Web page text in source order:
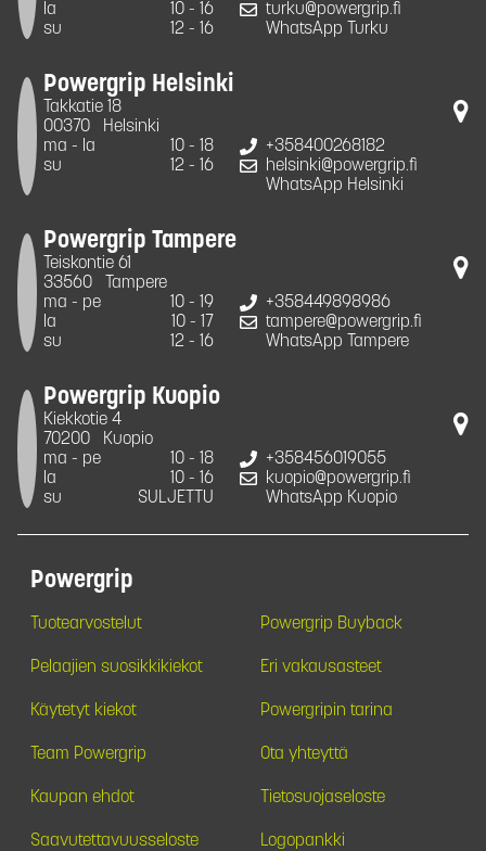
la
10 - 16
su
12 - 16
turku@powergrip.fi
WhatsApp Turku
Powergrip Helsinki
Takkatie 18
00370
Helsinki
ma - la
10 - 18
su
12 - 16
+358400268182
helsinki@powergrip.fi
WhatsApp Helsinki
Powergrip Tampere
Teiskontie 61
33560
Tampere
ma - pe
10 - 19
la
10 - 17
su
12 - 16
+358449898986
tampere@powergrip.fi
WhatsApp Tampere
Powergrip Kuopio
Kiekkotie 4
70200
Kuopio
ma - pe
10 - 18
la
10 - 16
su
SULJETTU
+358456019055
kuopio@powergrip.fi
WhatsApp Kuopio
Powergrip
Tuotearvostelut Powergrip Buyback
Pelaajien suosikkikiekot Eri vakausasteet
Käytetyt kiekot Powergripin tarina
Team Powergrip Ota yhteyttä
Kaupan ehdot Tietosuojaseloste
Saavutettavuusseloste Logopankki